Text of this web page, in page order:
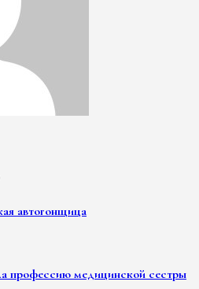
автогонщица
профессию медицинской сестры